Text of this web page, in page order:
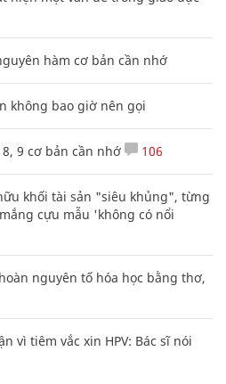
hàm cơ bản cần nhớ
không bao giờ nên gọi
9 cơ bản cần nhớ 106
khối tài sản "siêu khủng", từng
cựu mẫu 'không có nổi
nguyên tố hóa học bằng thơ,
vì tiêm vắc xin HPV: Bác sĩ nói